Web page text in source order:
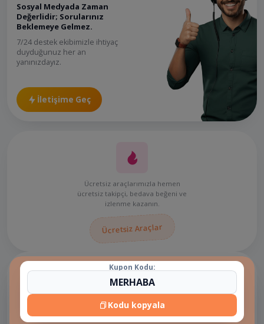
Sosyal Medyada Zaman
Değerlidir; Sorularınız
Beklemeye Gelmez.
7/24 destek ekibimizle ihtiyaç
duyduğunuz her an
yanınızdayız.
İletişime Geç
Ücretsiz araçlarımızla hemen
ücretsiz takipçi, bedava beğeni ve
izlenme kazanın.
Ücretsiz Araçlar
E-pin hizmetlerinde güvenilir ve hızlı
Kupon Kodu:
Kodu kopyala